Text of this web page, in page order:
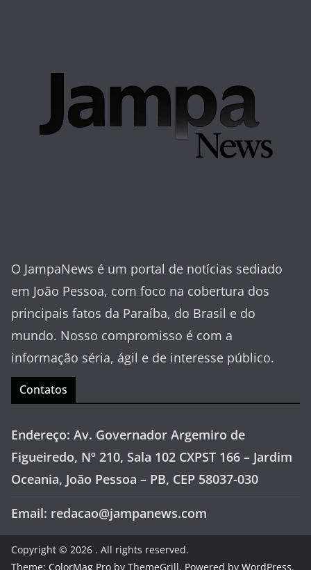
O JampaNews é um portal de notícias sediado
em João Pessoa, com foco na cobertura dos
principais fatos da Paraíba, do Brasil e do
mundo. Nosso compromisso é com a
informação séria, ágil e de interesse público.
Contatos
Endereço: Av. Governador Argemiro de
Figueiredo, Nº 210, Sala 102 CXPST 166 – Jardim
Oceania, João Pessoa – PB, CEP 58037-030
Email: redacao@jampanews.com
Copyright © 2026 . All rights reserved.
Theme: ColorMag Pro by ThemeGrill. Powered by WordPress.